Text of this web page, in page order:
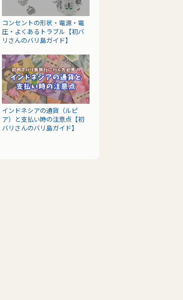
コンセントの形状・電源・電
圧・よくあるトラブル【初バ
リさんのバリ島ガイド】
インドネシアの通貨（ルピ
ア）と支払い時の注意点【初
バリさんのバリ島ガイド】